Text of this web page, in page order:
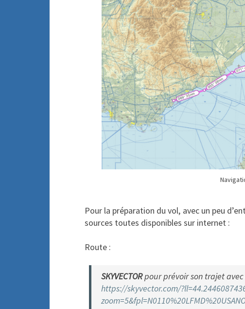
Pour la préparation du vol, avec un peu
sources toutes disponibles sur internet :
Route :
SKYVECTORpour prévoir son trajet
https://skyvector.com/?ll=44.
zoom=5&fpl=N0110%20LFMD%